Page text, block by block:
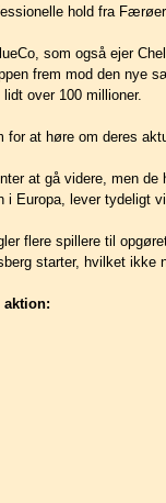
hold fra
som også ejer
frem mod den nye
over 100 millioner.
for at høre om deres
at gå videre, men
i Europa, lever tydeligt
flere spillere til
starter, hvilket ikke
aktion: